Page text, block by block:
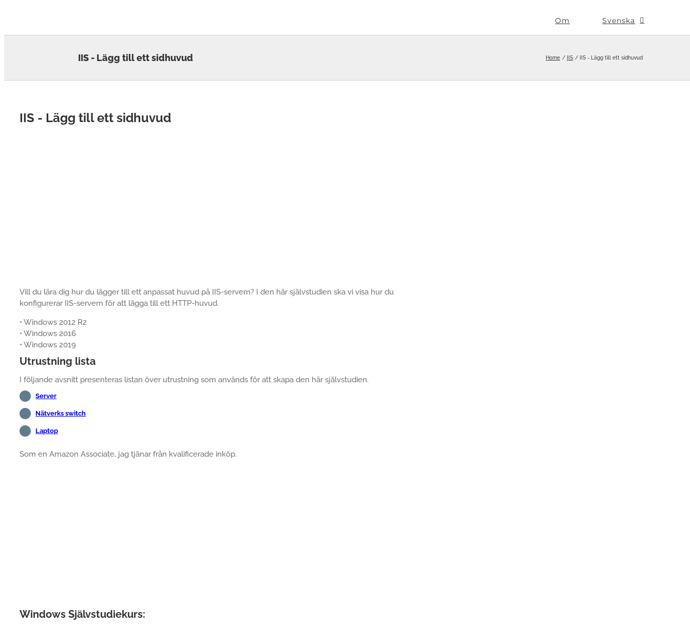
Om Svenska
IIS - Lägg till ett sidhuvud Home IIS IIS - Lägg till ett sidhuvud
IIS - Lägg till ett sidhuvud
Vill du lära dig hur du lägger till ett anpassat huvud på IIS-servern? I den här självstudien ska vi visa hur du
konfigurerar IIS-servern för att lägga till ett HTTP-huvud.
• Windows 2012 R2
• Windows 2016
• Windows 2019
Utrustning lista
I följande avsnitt presenteras listan över utrustning som används för att skapa den här självstudien.
Server
Nätverks switch
Laptop
Som en Amazon Associate, jag tjänar från kvalificerade inköp.
Windows Självstudiekurs: